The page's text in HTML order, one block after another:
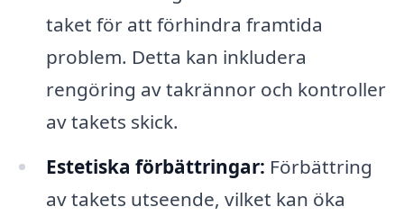
taket för att förhindra framtida
problem. Detta kan inkludera
rengöring av takrännor och kontroller
av takets skick.
Estetiska förbättringar: Förbättring
av takets utseende, vilket kan öka